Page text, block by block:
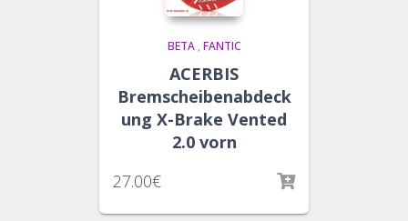
BETA, FANTIC
ACERBIS
Bremscheibenabdeck
ung X-Brake Vented
2.0 vorn
27.00€